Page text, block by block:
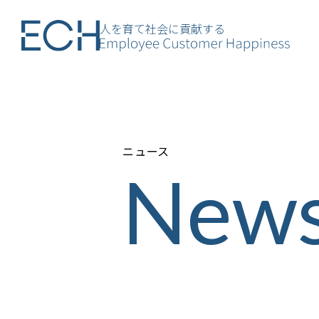
人を育て社会に貢献する
ニュース